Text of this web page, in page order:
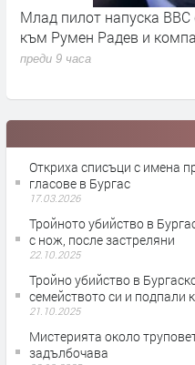
Млад пилот напуска
към Румен Радев и
преди 9 часа
Откриха списъци с имена
гласове в Бургас
17.03.2026
Тройното убийство в
с нож, после застреляни
22.10.2025
Тройно убийство в
семейството си и подпали
21.10.2025
Мистерията около
задълбочава